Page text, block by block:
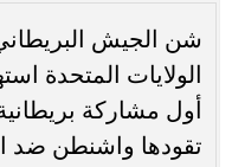
شن الجيش
الولايات المتحدة
أول مشاركة
تقودها واشنطن ضد